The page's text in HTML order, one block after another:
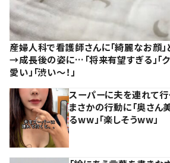
産婦人科で看護師さんに「綺麗なお顔」
→成長後の姿に…「将来有望すぎる」「
愛い」「渋い～！」
スーパーに夫を連れて行
まさかの行動に「奥さん
るww」「楽しそうww」